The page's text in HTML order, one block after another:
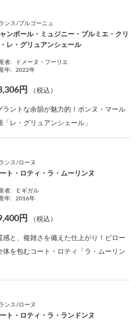
ンス/ブルゴーニュ
ンボール・ミュジニー・プルミエ・クリ
レ・グリュアンシェール
者:
ドメーヌ・フーリエ
年:
2022年
円 （税込）
ラントな余韻が魅力的！ボンヌ・マール
レ・グリュアンシェール」
ンス/ローヌ
ト・ロティ・ラ・ムーリンヌ
者:
Ｅギガル
年:
2016年
円 （税込）
感と、複雑さを備えた仕上がり！ビロー
体を包むコート・ロティ「ラ・ムーリン
ンス/ローヌ
ト・ロティ・ラ・ランドンヌ